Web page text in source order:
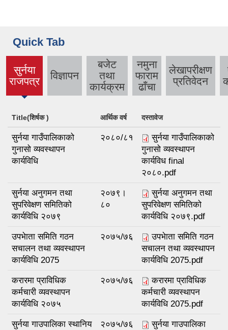
Quick Tab
सुर्नया
राजपत्र
(active
विज्ञापन
बजेट
तथा
कार्यक्रम
नमुना
फाराम
ढाँचा
लेखापरीक्षण
प्रतिवेदन
Title(शिर्षक ) आर्थिक वर्ष दस्तावेज
सुर्नया गाउँपालिकाको
गुनासो व्यवस्थापन
कार्यविधि
२०८०/८१
सुर्नया गाउँपालिकाको
गुनासो व्यवस्थापन
कार्यविध final
२०८०.pdf
सुर्नया अनुगमन तथा
सुपरिवेक्षण समितिको
कार्यविधि २०७९
२०७९।
८०
सुर्नया अनुगमन तथा
सुपरिवेक्षण समितिको
कार्यविधि २०७९.pdf
उपभेाता समिति गठन
सचालन तथा व्यवस्थापन
कार्यविधि 2075
२०७५/७६
उपभेाता समिति गठन
सचालन तथा व्यवस्थापन
कार्यविधि 2075.pdf
करारमा प्राविधिक
कर्मचारी व्यवस्थापन
कार्यविधि २०७५
२०७५/७६
करारमा प्राविधिक
कर्मचारी व्यवस्थापन
कार्यविधि 2075.pdf
सुर्नया गाउपालिका स्थानिय
२०७५/७६
सुर्नया गाउपालिका